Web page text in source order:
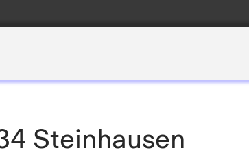
Steinhausen